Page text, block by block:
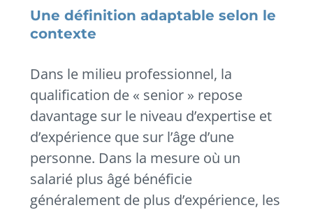
Une définition adaptable selon le
contexte
Dans le milieu professionnel, la
qualification de « senior » repose
davantage sur le niveau d’expertise et
d’expérience que sur l’âge d’une
personne. Dans la mesure où un
salarié plus âgé bénéficie
généralement de plus d’expérience, les